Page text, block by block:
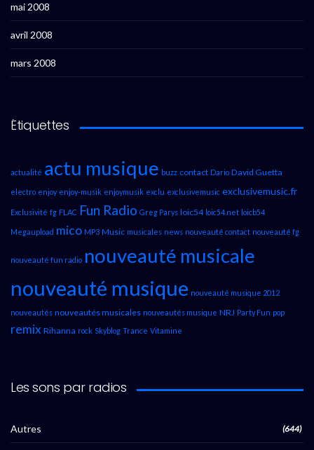
mai 2008
avril 2008
mars 2008
Étiquettes
actualité actu musique buzz contact Dario David Guetta
electro enjoy enjoy-musik enjoymusik exclu exclusivemusic exclusivemusic.fr
Exclusivité fg FLAC Fun Radio Greg Parys loic54 loic54.net loicb54
Megaupload mico MP3 Music musicales news nouveauté contact nouveauté fg
nouveauté fun radio nouveauté musicale
nouveauté musique nouveauté musique 2012
nouveautés nouveautés musicales nouveautés musique NRJ Party Fun pop
remix Rihanna rock Skyblog Trance Vitamine
Les sons par radios
Autres (644)